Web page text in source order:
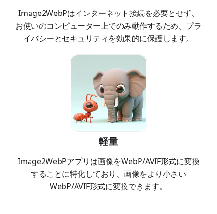
Image2WebPはインターネット接続を必要とせず、
お使いのコンピューター上でのみ動作するため、プラ
イバシーとセキュリティを効果的に保護します。
軽量
Image2WebPアプリは画像をWebP/AVIF形式に変換
することに特化しており、画像をより小さい
WebP/AVIF形式に変換できます。